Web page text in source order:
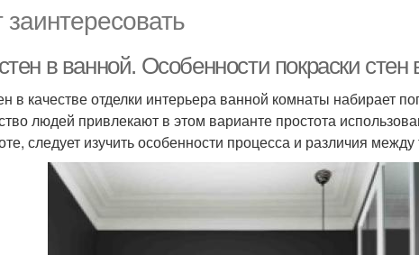
в ванной. Особенности покраски стен
в качестве отделки интерьера ванной комнаты набирает
людей привлекают в этом варианте простота
следует изучить особенности процесса и различия